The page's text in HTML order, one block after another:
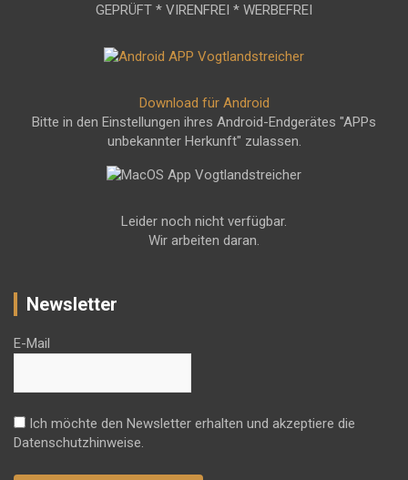
GEPRÜFT * VIRENFREI * WERBEFREI
Download für Android
Bitte in den Einstellungen ihres Android-Endgerätes "APPs
unbekannter Herkunft" zulassen.
Leider noch nicht verfügbar.
Wir arbeiten daran.
Newsletter
E-Mail
Ich möchte den Newsletter erhalten und akzeptiere die
Datenschutzhinweise.